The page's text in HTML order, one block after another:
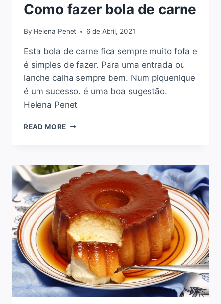
Como fazer bola de carne
By Helena Penet 6 de Abril, 2021
Esta bola de carne fica sempre muito fofa e
é simples de fazer. Para uma entrada ou
lanche calha sempre bem. Num piquenique
é um sucesso. é uma boa sugestão.
Helena Penet
READ MORE COMO
CARNE